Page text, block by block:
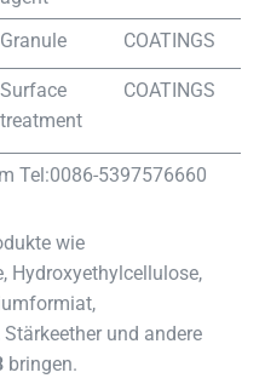
Granule COATINGS
Surface
treatment
COATINGS
Tel:0086-5397576660
wie
Hydroxyethylcellulose,
und andere
bringen.